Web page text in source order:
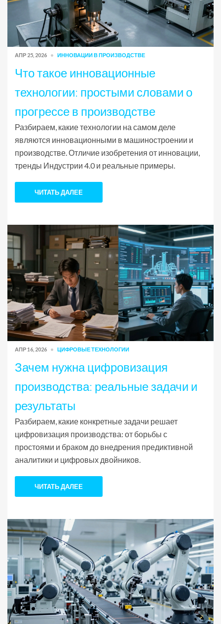
АПР 25, 2026 ИННОВАЦИИ В ПРОИЗВОДСТВЕ
Что такое инновационные
технологии: простыми словами о
прогрессе в производстве
Разбираем, какие технологии на самом деле
являются инновационными в машиностроении и
производстве. Отличие изобретения от инновации,
тренды Индустрии 4.0 и реальные примеры.
ЧИТАТЬ ДАЛЕЕ
АПР 16, 2026 ЦИФРОВЫЕ ТЕХНОЛОГИИ
Зачем нужна цифровизация
производства: реальные задачи и
результаты
Разбираем, какие конкретные задачи решает
цифровизация производства: от борьбы с
простоями и браком до внедрения предиктивной
аналитики и цифровых двойников.
ЧИТАТЬ ДАЛЕЕ